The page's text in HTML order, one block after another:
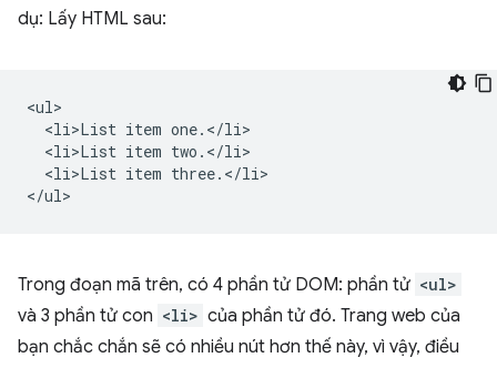
dụ: Lấy HTML sau:
<ul>
  <li>List item one.</li>
  <li>List item two.</li>
  <li>List item three.</li>
Trong đoạn mã trên, có 4 phần tử DOM: phần tử <ul>
và 3 phần tử con <li> của phần tử đó. Trang web của
bạn chắc chắn sẽ có nhiều nút hơn thế này, vì vậy, điều